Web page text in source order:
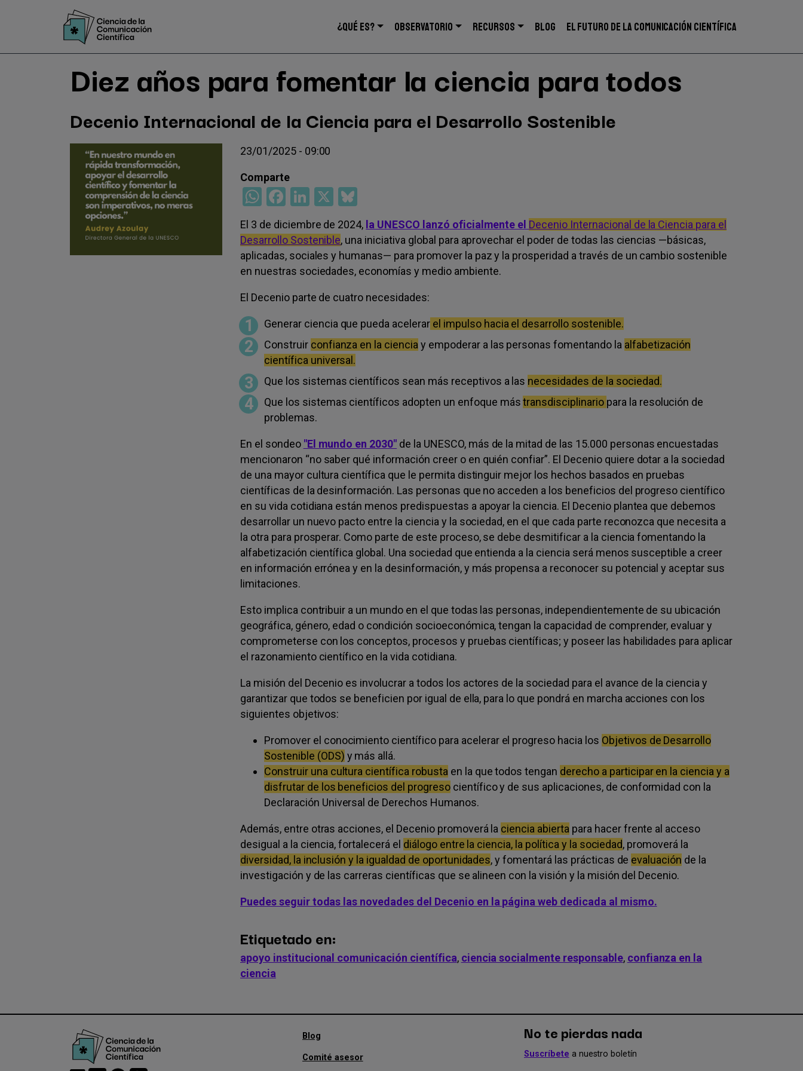
principal
Navegación
¿QUÉ ES? OBSERVATORIO RECURSOS BLOG EL FUTURO DE LA COMUNICACIÓN CIENTÍFICA
Diez años para fomentar la ciencia para todos
Decenio Internacional de la Ciencia para el Desarrollo Sostenible
23/01/2025 - 09:00
WhatsApp
Facebook
LinkedIn
X
El 3 de diciembre de 2024, la UNESCO lanzó oficialmente el Decenio Internacional de la Ciencia para el
Desarrollo Sostenible, una iniciativa global para aprovechar el poder de todas las ciencias —básicas,
aplicadas, sociales y humanas— para promover la paz y la prosperidad a través de un cambio sostenible
en nuestras sociedades, economías y medio ambiente.
El Decenio parte de cuatro necesidades:
Generar ciencia que pueda acelerarel impulso hacia el desarrollo sostenible.
Construir confianza en la ciencia y empoderar a las personas fomentando la alfabetización
científica universal.
Que los sistemas científicos sean más receptivos a las necesidades de la sociedad.
Que los sistemas científicos adopten un enfoque mástransdisciplinario para la resolución de
problemas.
En el sondeo "El mundo en 2030" de la UNESCO, más de la mitad de las 15.000 personas encuestadas
mencionaron “no saber qué información creer o en quién confiar”. El Decenio quiere dotar a la sociedad
de una mayor cultura científica que le permita distinguir mejor los hechos basados en pruebas
científicas de la desinformación. Las personas que no acceden a los beneficios del progreso científico
en su vida cotidiana están menos predispuestas a apoyar la ciencia. El Decenio plantea que debemos
desarrollar un nuevo pacto entre la ciencia y la sociedad, en el que cada parte reconozca que necesita a
la otra para prosperar. Como parte de este proceso, se debe desmitificar a la ciencia fomentando la
alfabetización científica global. Una sociedad que entienda a la ciencia será menos susceptible a creer
en información errónea y en la desinformación, y más propensa a reconocer su potencial y aceptar sus
limitaciones.
Esto implica contribuir a un mundo en el que todas las personas, independientemente de su ubicación
geográfica, género, edad o condición socioeconómica, tengan la capacidad de comprender, evaluar y
comprometerse con los conceptos, procesos y pruebas científicas; y poseer las habilidades para aplicar
el razonamiento científico en la vida cotidiana.
La misión del Decenio es involucrar a todos los actores de la sociedad para el avance de la ciencia y
garantizar que todos se beneficien por igual de ella, para lo que pondrá en marcha acciones con los
siguientes objetivos:
Promover el conocimiento científico para acelerar el progreso hacia los Objetivos de Desarrollo
Sostenible (ODS) y más allá.
Construir una cultura científica robusta en la que todos tengan derecho a participar en la ciencia y a
disfrutar de los beneficios del progresocientífico y de sus aplicaciones, de conformidad con la
Declaración Universal de Derechos Humanos.
Además, entre otras acciones, el Decenio promoverá la ciencia abierta para hacer frente al acceso
desigual a la ciencia, fortalecerá el diálogo entre la ciencia, la política y la sociedad, promoverá la
diversidad, la inclusión y la igualdad de oportunidades, y fomentará las prácticas de evaluación de la
investigación y de las carreras científicas que se alineen con la visión y la misión del Decenio.
Puedes seguir todas las novedades del Decenio en la página web dedicada al mismo.
Etiquetado en:
apoyo institucional comunicación científica, ciencia socialmente responsable, confianza en la
ciencia
Menú
Blog
Comité asesor
No te pierdas nada
Suscríbete a nuestro boletín